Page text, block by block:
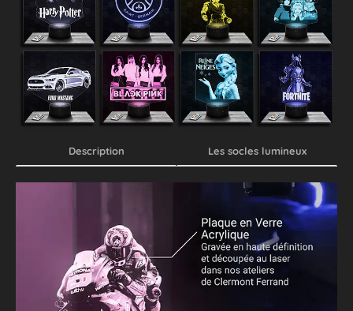
Description Les socles lumineux